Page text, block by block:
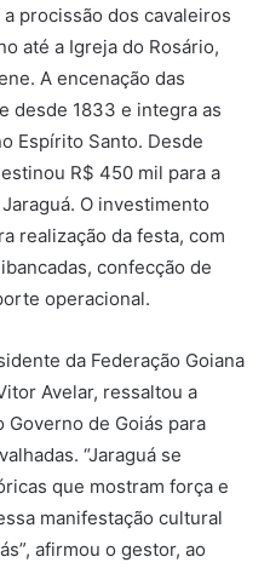
procissão dos cavaleiros
até a Igreja do Rosário,
A encenação das
desde 1833 e integra as
Espírito Santo. Desde
R$ 450 mil para a
O investimento
realização da festa, com
confecção de
operacional.
da Federação Goiana
Avelar, ressaltou a
de Goiás para
“Jaraguá se
que mostram força e
manifestação cultural
afirmou o gestor, ao